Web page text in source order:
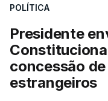
sistema mais
"Sempre que seja
eliminar
chegam a quem
um passo na
POLÍTICA
Presidente
concessão
estrangeiros